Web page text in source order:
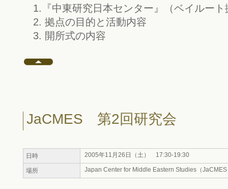
1.『中東研究日本センター』（ベイルー
2. 拠点の目的と活動内容
3. 開所式の内容
JaCMES 第2回研究会
日時 2005年11月26日（土） 17:30-19:30
場所 Japan Center for Middle Eastern Studies（JaCMES